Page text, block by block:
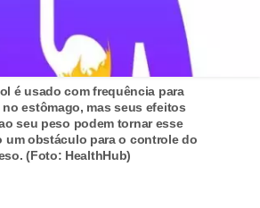
é usado com frequência para
estômago, mas seus efeitos
seu peso podem tornar esse
um obstáculo para o controle do
(Foto: HealthHub)